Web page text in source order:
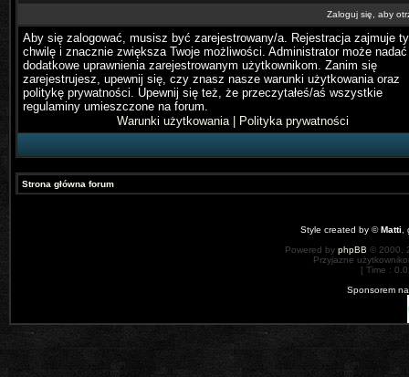
Zaloguj się, aby
Aby się zalogować, musisz być zarejestrowany/a. Rejestracja zajmuje
chwilę i znacznie zwiększa Twoje możliwości. Administrator może nadać
dodatkowe uprawnienia zarejestrowanym użytkownikom. Zanim się
zarejestrujesz, upewnij się, czy znasz nasze warunki użytkowania oraz
politykę prywatności. Upewnij się też, że przeczytałeś/aś wszystkie
regulaminy umieszczone na forum.
Warunki użytkowania| Polityka prywatności
Strona główna forum
Style created by ©Matti
Powered by phpBB © 2000,
Przyjazne
[ Time :
Sponsorem